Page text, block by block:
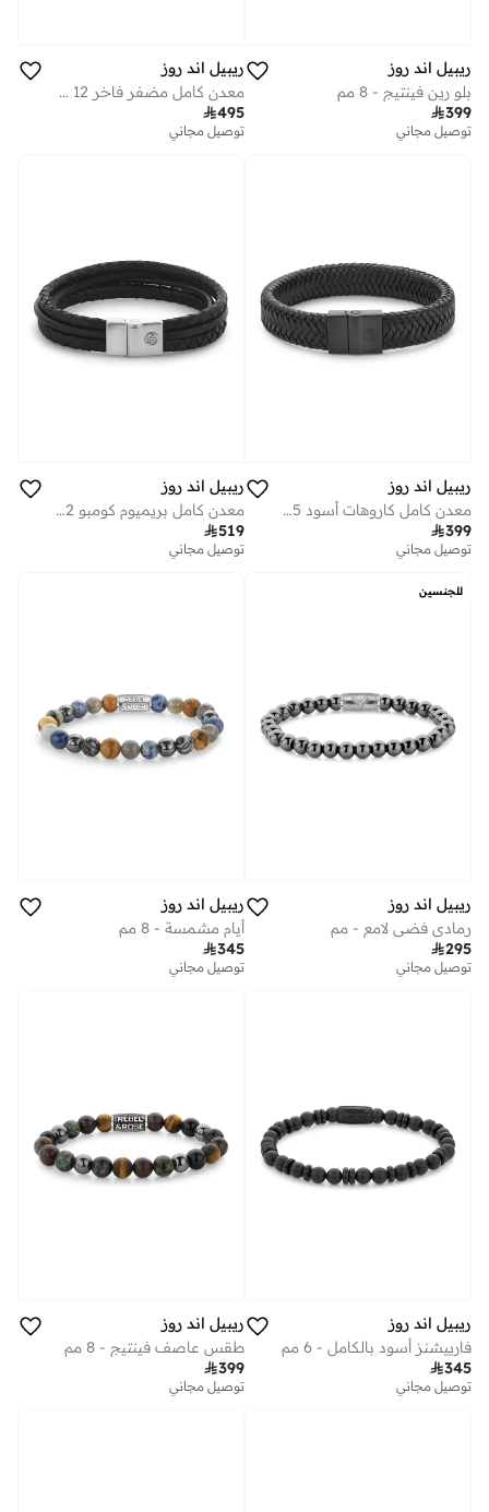
ريبيل اند روز
بلو رين فينتيج - 8 مم
399
توصيل مجاني
ريبيل اند روز
معدن كامل مضفر فاخر 12 مم كونياك
495
توصيل مجاني
ريبيل اند روز
معدن كامل كاروهات أسود 15 مم
399
توصيل مجاني
ريبيل اند روز
معدن كامل بريميوم كومبو 12 مم أسود
519
توصيل مجاني
للجنسين
ريبيل اند روز
رمادي فضي لامع - مم
295
توصيل مجاني
ريبيل اند روز
أيام مشمسة - 8 مم
345
توصيل مجاني
ريبيل اند روز
فارييشنز أسود بالكامل - 6 مم
345
توصيل مجاني
ريبيل اند روز
طقس عاصف فينتيج - 8 مم
399
توصيل مجاني